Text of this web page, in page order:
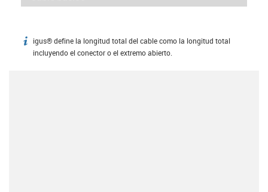
igus-icon-info
igus® define la longitud total del cable como la longitud total
incluyendo el conector o el extremo abierto.